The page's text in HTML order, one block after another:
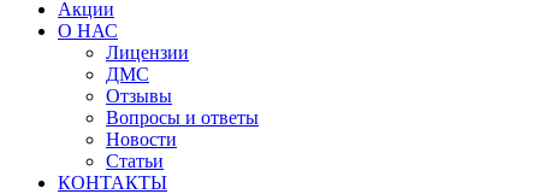
Акции
О НАС
Лицензии
ДМС
Отзывы
Вопросы и ответы
Новости
Статьи
КОНТАКТЫ